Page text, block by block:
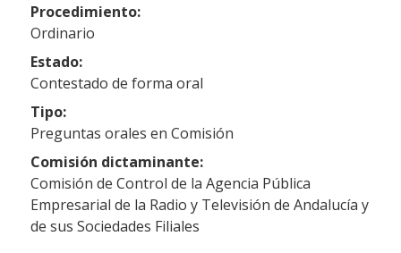
Procedimiento:
Ordinario
Estado:
Contestado de forma oral
Tipo:
Preguntas orales en Comisión
Comisión dictaminante:
Comisión de Control de la Agencia Pública
Empresarial de la Radio y Televisión de Andalucía y
de sus Sociedades Filiales